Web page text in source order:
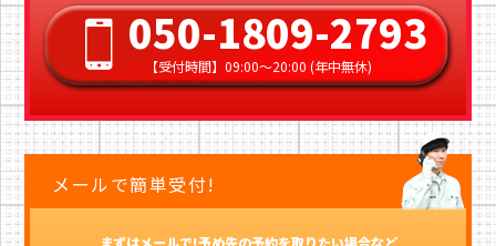
050-1809-2793
【受付時間】09:00〜20:00 (年中無休)
メールで簡単受付!